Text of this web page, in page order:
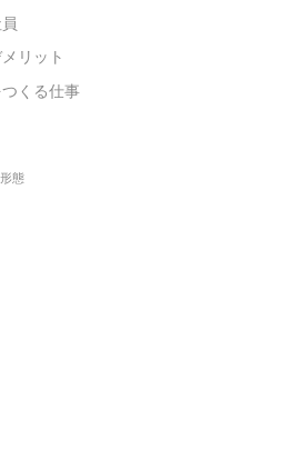
リット
くる仕事
態